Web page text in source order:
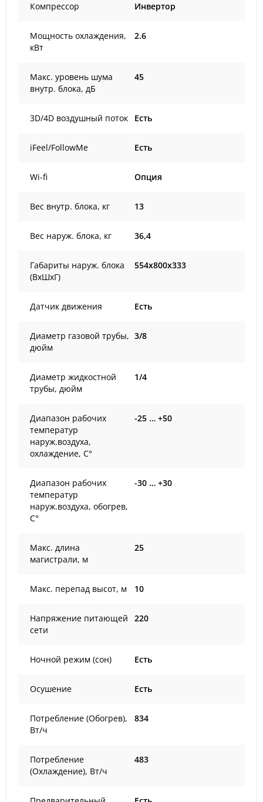
Компрессор Инвертор
Мощность охлаждения,
кВт
2.6
Макс. уровень шума
внутр. блока, дБ
45
3D/4D воздушный поток Есть
iFeel/FollowMe Есть
Wi-fi Опция
Вес внутр. блока, кг 13
Вес наруж. блока, кг 36,4
Габариты наруж. блока
(ВxШxГ)
554x800x333
Датчик движения Есть
Диаметр газовой трубы,
дюйм
3/8
Диаметр жидкостной
трубы, дюйм
1/4
Диапазон рабочих
температур
наруж.воздуха,
охлаждение, С°
-25 … +50
Диапазон рабочих
температур
наруж.воздуха, обогрев,
С°
-30 … +30
Макс. длина
магистрали, м
25
Макс. перепад высот, м 10
Напряжение питающей
сети
220
Ночной режим (сон) Есть
Осушение Есть
Потребление (Обогрев),
Вт/ч
834
Потребление
(Охлаждение), Вт/ч
483